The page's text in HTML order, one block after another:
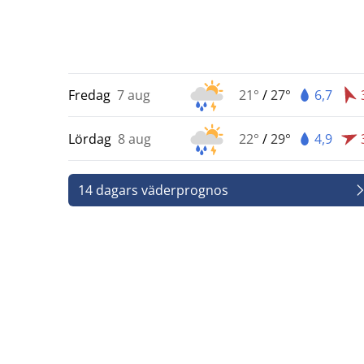
Fredag 7 aug 21° /27° 6,7
Lördag 8 aug 22° /29° 4,9
14 dagars väderprognos